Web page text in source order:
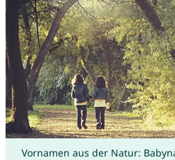
Vornamen aus der Natur: